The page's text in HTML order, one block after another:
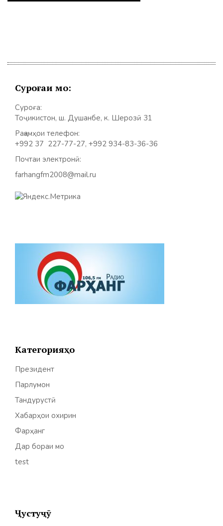
Суроғаи мо:
Суроға:
Тоҷикистон, ш. Душанбе, к. Шерозӣ 31
Рақамҳои телефон:
+992 37 227-77-27, +992 934-83-36-36
Почтаи электронӣ:
farhangfm2008@mail.ru
Категорияҳо
Президент
Парлумон
Тандурустӣ
Хабарҳои охирин
Фарҳанг
Дар бораи мо
test
Ҷустуҷӯ